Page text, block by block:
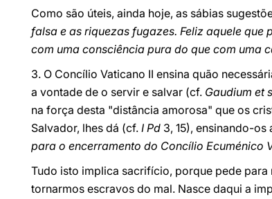
Como são úteis, ainda hoje, as sábias
falsa e as riquezas fugazes. Feliz aquele
com uma consciência pura do que com uma
3. O Concílio Vaticano II ensina quão
a vontade de o servir e salvar (cf. Gaudium et
na força desta "distância amorosa" que os
Salvador, lhes dá (cf. I Pd 3, 15), ensinando-
para o encerramento do Concílio Ecuménico
Tudo isto implica sacrifício, porque pede
tornarmos escravos do mal. Nasce daqui a